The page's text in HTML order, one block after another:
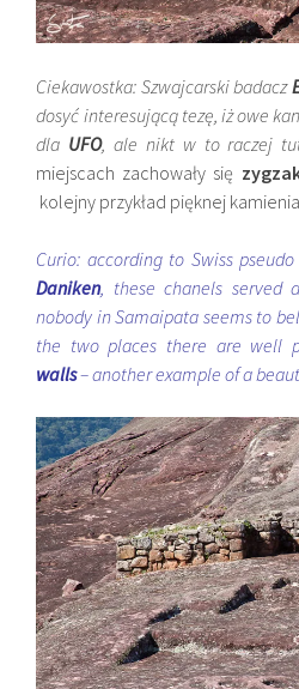
Ciekawostka: Szwajcarski badacz
dosyć interesującą tezę, iż owe
dla UFO, ale nikt w to raczej
miejscach zachowały się
kolejny przykład pięknej
Curio: according to Swiss
Daniken, these chanels served
nobody in Samaipata seems to
the two places there are well
walls– another example of a